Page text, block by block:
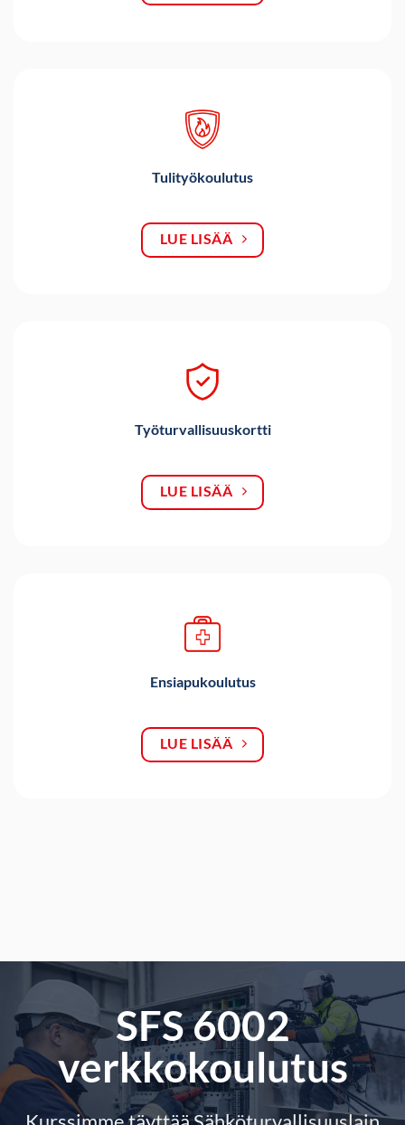
Tulityökoulutus
LUE LISÄÄ
Työturvallisuuskortti
LUE LISÄÄ
Ensiapukoulutus
LUE LISÄÄ
SFS 6002
verkkokoulutus